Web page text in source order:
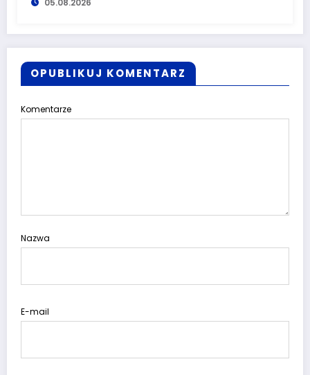
OPUBLIKUJ KOMENTARZ
Komentarze
Nazwa
E-mail